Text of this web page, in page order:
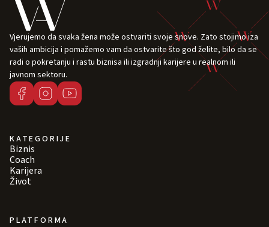
Vjerujemo da svaka žena može ostvariti svoje snove. Zato stojimo iza
vaših ambicija i pomažemo vam da ostvarite što god želite, bilo da se
radi o pokretanju i rastu biznisa ili izgradnji karijere u realnom ili
javnom sektoru.
KATEGORIJE
Biznis
Coach
Karijera
Život
PLATFORMA